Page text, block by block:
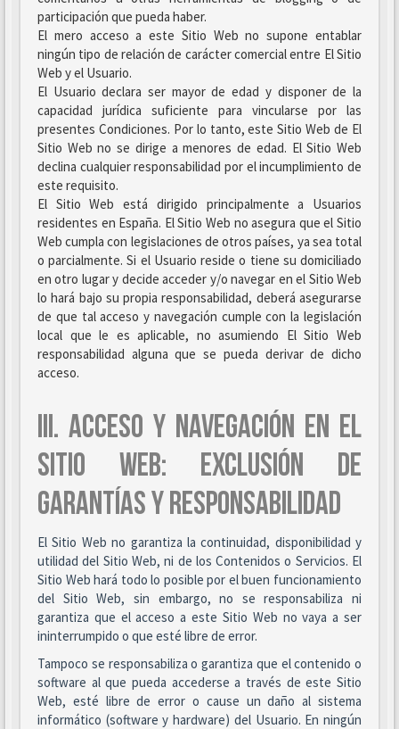
participación que pueda haber.
El mero acceso a este Sitio Web no supone entablar
ningún tipo de relación de carácter comercial entre El Sitio
Web y el Usuario.
El Usuario declara ser mayor de edad y disponer de la
capacidad jurídica suficiente para vincularse por las
presentes Condiciones. Por lo tanto, este Sitio Web de El
Sitio Web no se dirige a menores de edad. El Sitio Web
declina cualquier responsabilidad por el incumplimiento de
este requisito.
El Sitio Web está dirigido principalmente a Usuarios
residentes en España. El Sitio Web no asegura que el Sitio
Web cumpla con legislaciones de otros países, ya sea total
o parcialmente. Si el Usuario reside o tiene su domiciliado
en otro lugar y decide acceder y/o navegar en el Sitio Web
lo hará bajo su propia responsabilidad, deberá asegurarse
de que tal acceso y navegación cumple con la legislación
local que le es aplicable, no asumiendo El Sitio Web
responsabilidad alguna que se pueda derivar de dicho
acceso.
III. ACCESO Y NAVEGACIÓN EN EL
SITIO WEB: EXCLUSIÓN DE
GARANTÍAS Y RESPONSABILIDAD
El Sitio Web no garantiza la continuidad, disponibilidad y
utilidad del Sitio Web, ni de los Contenidos o Servicios. El
Sitio Web hará todo lo posible por el buen funcionamiento
del Sitio Web, sin embargo, no se responsabiliza ni
garantiza que el acceso a este Sitio Web no vaya a ser
ininterrumpido o que esté libre de error.
Tampoco se responsabiliza o garantiza que el contenido o
software al que pueda accederse a través de este Sitio
Web, esté libre de error o cause un daño al sistema
informático (software y hardware) del Usuario. En ningún